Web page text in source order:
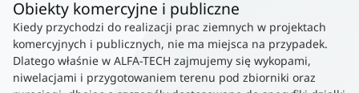
Obiekty komercyjne i publiczne
Kiedy przychodzi do realizacji prac ziemnych w projektach
komercyjnych i publicznych, nie ma miejsca na przypadek.
Dlatego właśnie w ALFA-TECH zajmujemy się wykopami,
niwelacjami i przygotowaniem terenu pod zbiorniki oraz